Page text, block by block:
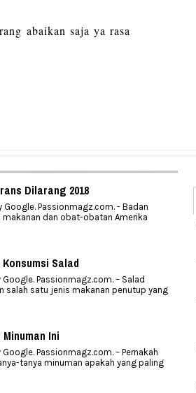
abaikan saja ya rasa
Dilarang 2018
Google. Passionmagz.com. - Badan
makanan dan obat-obatan Amerika
Salad
Passionmagz.com. – Salad
salah satu jenis makanan penutup yang
Ini
Passionmagz.com. – Pernakah
tanya minuman apakah yang paling